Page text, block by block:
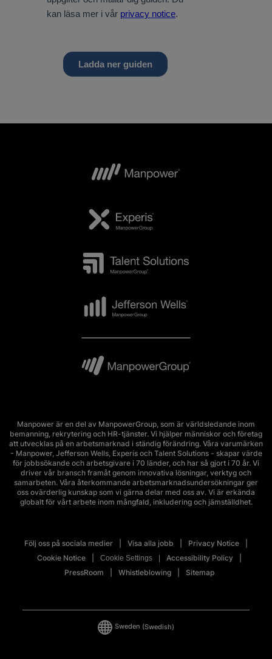
Manpower är en del av ManpowerGroup, som är världsledande inom
bemanning, rekrytering och HR-tjänster. Vi hjälper människor och företag
att utvecklas på en arbetsmarknad i ständig förändring. Våra varumärken
- Manpower, Jefferson Wells, Experis och Talent Solutions - skapar värde
för jobbsökande och arbetsgivare i 70 länder, och har så gjort i 70 år. Vi
driver vår bransch framåt genom innovativa lösningar, verktyg och
samarbeten. Våra återkommande arbetsmarknadsundersökningar ger
oss ovärderlig kunskap som vi gärna delar med oss av. Vi är erkända
globalt för vårt arbete inom mångfald, inkludering och jämställdhet.
Följ oss på sociala medier Visa alla jobb
Privacy Notice
Cookie Notice
Cookie Settings
Accessibility Policy
PressRoom
Whistleblowing Sitemap
Sweden (Swedish)